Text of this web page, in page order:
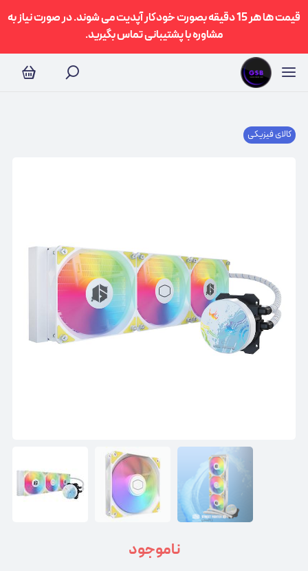
قیمت ها هر 15 دقیقه بصورت خودکار آپدیت می شوند. در صورت نیاز به
مشاوره با پشتیبانی تماس بگیرید.
کالای فیزیکی
ناموجود